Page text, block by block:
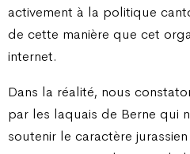
activement à la politique
de cette manière que cet
internet.
Dans la réalité, nous
par les laquais de Berne qui
soutenir le caractère